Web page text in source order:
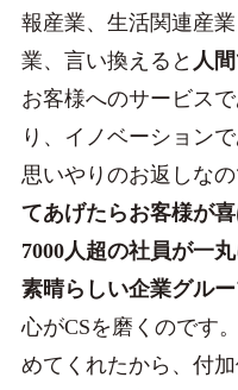
報産業、生活関連産
業、言い換えると 人
お客様へのサービス
り、イノベーション
思いやりのお返しなの
てあげたらお客様が
7000人超の社員が一
素晴らしい企業グルー
心がCSを磨くのです
めてくれたから、付